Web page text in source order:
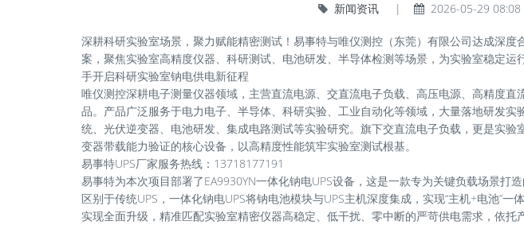
新闻资讯| 2026-05-29 08:08
深耕科研实验室场景，聚力赋能精密测试！易事特与唯仪测控（东莞）有限公司达成深度
案，聚焦实验室高精度仪器、科研测试、电池研发、半导体检测等场景，为实验室稳定
手开启科研实验室钠电供电新征程
唯仪测控深耕电子测量仪器领域，主营直流电源、交直流电子负载、高压电源、高精度
品。产品广泛服务于电力电子、半导体、科研实验、工业自动化等领域，大量落地研发
统、光伏逆变器、电池研发、集成电路测试等实验研究。旗下交直流电子负载，更是实验
变器带载能力验证的核心设备，以高精度性能筑牢实验室测试根基。
易事特UPS厂家服务热线：13718177191
易事特为本次项目部署了EA9930YN一体化钠电UPS设备，这是一款专为关键负载场景打
区别于传统UPS，一体化钠电UPS将钠电池模块与UPS主机深度集成，实现“主机+电池”
实现全面升级，精准匹配实验室精密仪器高稳定、低干扰、零中断的严苛供电需求，依托